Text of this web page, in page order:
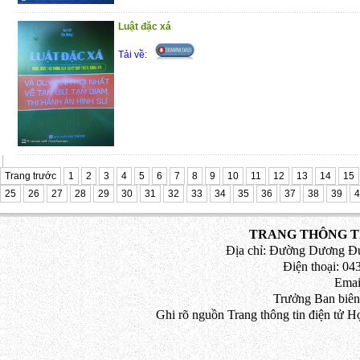
Luật đặc xá
Tải về:
Trang trước 1 2 3 4 5 6 7 8 9 10 11 12 13 14
15
25
26 27 28 29 30 31 32 33 34 35 36 37 38 39
TRANG THÔNG
Địa chỉ: Đường Dương
Điện thoại:
Trưởng Ban
Ghi rõ nguồn Trang thông tin điện tử